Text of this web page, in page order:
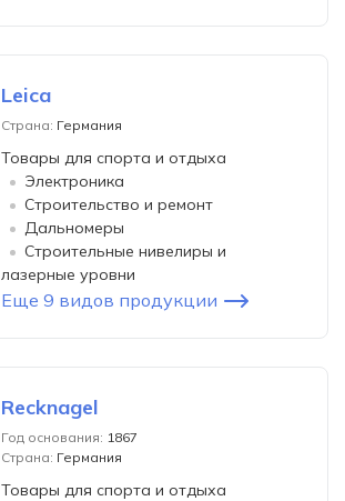
Leica
Страна: Германия
Товары для спорта и отдыха
Электроника
Строительство и ремонт
Дальномеры
Строительные нивелиры и
лазерные уровни
Еще 9 видов продукции
Recknagel
Год основания: 1867
Страна: Германия
Товары для спорта и отдыха